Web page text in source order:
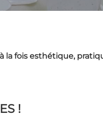
la fois esthétique,
!